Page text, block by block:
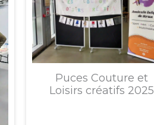
Puces Couture et
Loisirs créatifs 2025